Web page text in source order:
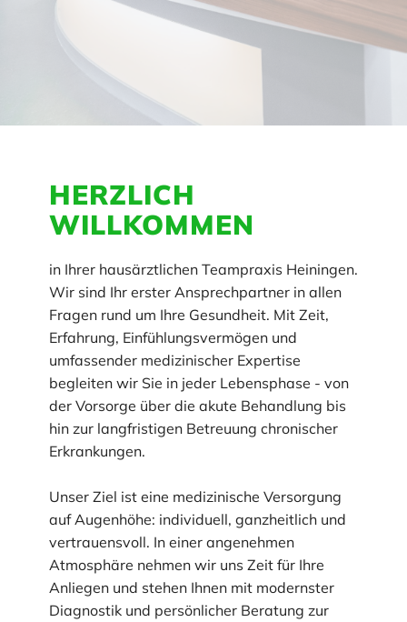
HERZLICH
WILLKOMMEN
in Ihrer hausärztlichen Teampraxis Heiningen.
Wir sind Ihr erster Ansprechpartner in allen
Fragen rund um Ihre Gesundheit. Mit Zeit,
Erfahrung, Einfühlungsvermögen und
umfassender medizinischer Expertise
begleiten wir Sie in jeder Lebensphase - von
der Vorsorge über die akute Behandlung bis
hin zur langfristigen Betreuung chronischer
Erkrankungen.
Unser Ziel ist eine medizinische Versorgung
auf Augenhöhe: individuell, ganzheitlich und
vertrauensvoll. In einer angenehmen
Atmosphäre nehmen wir uns Zeit für Ihre
Anliegen und stehen Ihnen mit modernster
Diagnostik und persönlicher Beratung zur